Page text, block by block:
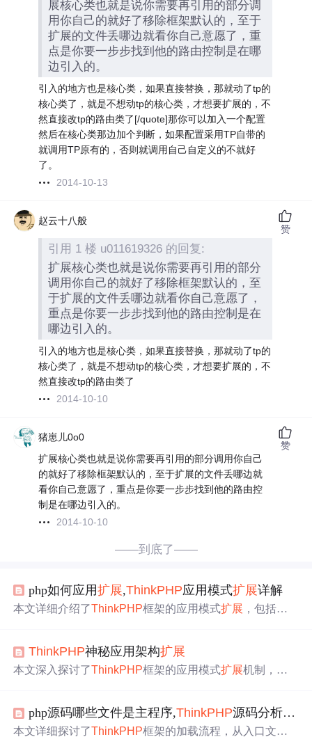
展核心类也就是说你需要再引用的部分调
用你自己的就好了移除框架默认的，至于
扩展的文件丢哪边就看你自己意愿了，重
点是你要一步步找到他的路由控制是在哪
边引入的。
引入的地方也是核心类，如果直接替换，那就动了tp的
核心类了，就是不想动tp的核心类，才想要扩展的，不
然直接改tp的路由类了[/quote]那你可以加入一个配置
然后在核心类那边加个判断，如果配置采用TP自带的
就调用TP原有的，否则就调用自己自定义的不就好
了。
2014-10-13
赵云十八般
引用 1 楼 u011619326 的回复:
扩展核心类也就是说你需要再引用的部分
调用你自己的就好了移除框架默认的，至
于扩展的文件丢哪边就看你自己意愿了，
重点是你要一步步找到他的路由控制是在
哪边引入的。
引入的地方也是核心类，如果直接替换，那就动了tp的
核心类了，就是不想动tp的核心类，才想要扩展的，不
然直接改tp的路由类了
2014-10-10
赞
猪崽儿0o0
扩展核心类也就是说你需要再引用的部分调用你自己
的就好了移除框架默认的，至于扩展的文件丢哪边就
看你自己意愿了，重点是你要一步步找到他的路由控
制是在哪边引入的。
2014-10-10
赞
——到底了——
php如何应用扩展,ThinkPHP应用模式扩展详解
本文详细介绍了ThinkPHP框架的应用模式扩展 ，包括如
创建lite.php定义lite模式，替换部分核心
功能。此外，文章还展示了如何扩展核心类库，如创建Lite
ThinkPHP神秘应用架构扩展
本文深入探讨了ThinkPHP框架的应用模式扩展机制，包
式 扩展文件与框架核心之间的关联方式。并通过实例展示
了如何创建一个简洁执行模式（Lite），以及在 ThinkPHP
php源码哪些文件是主程序,ThinkPHP源码分析之
本文详细探讨了ThinkPHP框架的加载流程，从入口文件